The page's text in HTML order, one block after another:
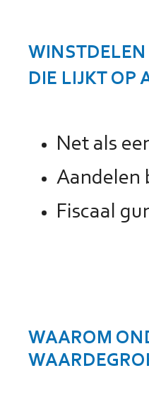
WINSTDELEN
DIE LIJKT OP
Net als
Aandelen
Fiscaal
WAAROM